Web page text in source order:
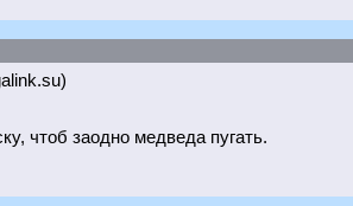
чтоб заодно медведа пугать.